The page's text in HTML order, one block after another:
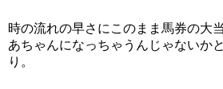
時の流れの早さにこのまま馬券の大
あちゃんになっちゃうんじゃないか
り。